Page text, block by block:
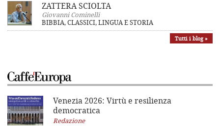
ZATTERA SCIOLTA
Giovanni Cominelli
BIBBIA, CLASSICI, LINGUA E STORIA
Tutti i blog »
Venezia 2026: Virtù e resilienza
democratica
Redazione